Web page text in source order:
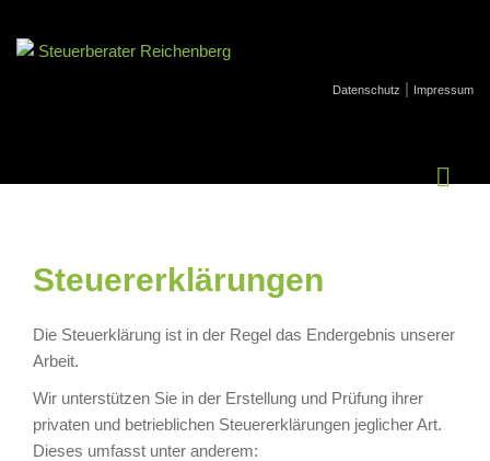
Datenschutz | Impressum
Steuererklärungen
Die Steuerklärung ist in der Regel das Endergebnis unserer
Arbeit.
Wir unterstützen Sie in der Erstellung und Prüfung ihrer
privaten und betrieblichen Steuererklärungen jeglicher Art.
Dieses umfasst unter anderem: